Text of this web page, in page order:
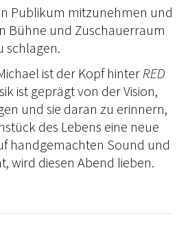
Publikum mitzunehmen und
Bühne und Zuschauerraum
schlagen.
ist der Kopf hinterRED
ist geprägt von der Vision,
und sie daran zu erinnern,
des Lebens eine neue
handgemachten Sound und
wird diesen Abend lieben.